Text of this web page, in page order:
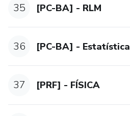
35 [PC-BA] - RLM
36 [PC-BA] - Estatística
37 [PRF] - FÍSICA